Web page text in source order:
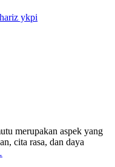
ykpi
merupakan aspek yang
cita rasa, dan daya